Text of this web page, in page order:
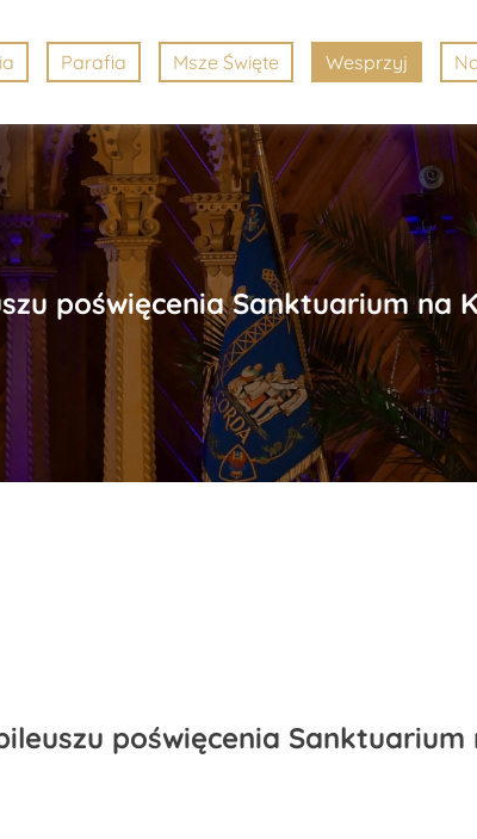
Parafia Msze Święte Wesprzyj
poświęcenia Sanktuarium na
poświęcenia Sanktuarium